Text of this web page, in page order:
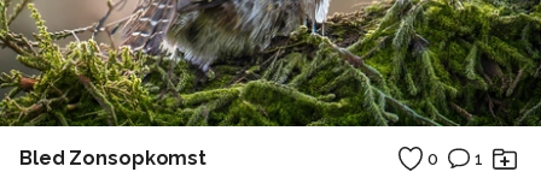
Bled Zonsopkomst 0 1